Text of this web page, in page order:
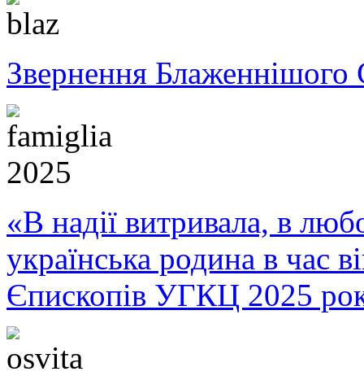
Звернення Блаженнішого
«В надії витривала, в
українська родина в час
Єпископів УГКЦ 2025